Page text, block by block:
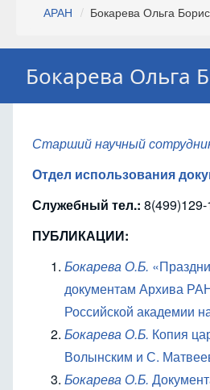
Строка
АРАН Бокарева Ольга
Бокарева Ольга
Старший научный
Отдел использования
Служебный тел.:
ПУБЛИКАЦИИ:
Бокарева О.Б.
документам Архива
Российской академии
Бокарева О.Б. Копия
Волынским и С.
Бокарева О.Б.